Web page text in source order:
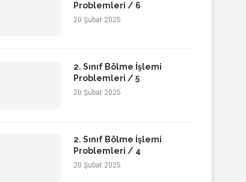
Problemleri / 6
20 Şubat 2025
2. Sınıf Bölme İşlemi
Problemleri / 5
20 Şubat 2025
2. Sınıf Bölme İşlemi
Problemleri / 4
20 Şubat 2025